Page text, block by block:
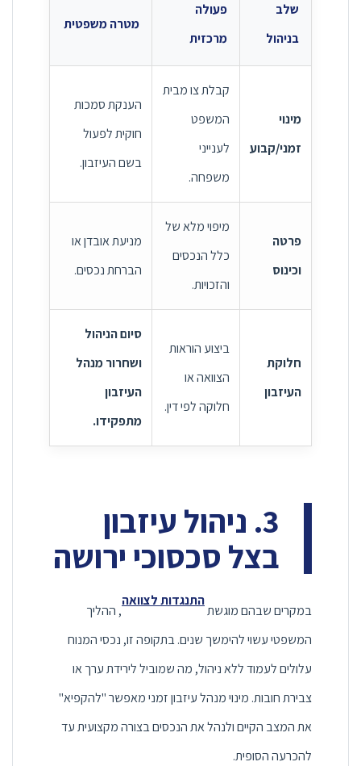
שלב
בניהול
פעולה
מרכזית
מטרה משפטית
מינוי
זמני/קבוע
קבלת צו מבית
המשפט
לענייני
משפחה.
הענקת סמכות
חוקית לפעול
בשם העיזבון.
פרטה
וכינוס
מיפוי מלא של
כלל הנכסים
והזכויות.
מניעת אובדן או
הברחת נכסים.
חלוקת
העיזבון
ביצוע הוראות
הצוואה או
חלוקה לפי דין.
סיום הניהול
ושחרור מנהל
העיזבון
מתפקידו.
3. ניהול עיזבון
בצל סכסוכי ירושה
במקרים שבהם מוגשת
התנגדות לצוואה
, ההליך
המשפטי עשוי להימשך שנים. בתקופה זו, נכסי המנוח
עלולים לעמוד ללא ניהול, מה שמוביל לירידת ערך או
צבירת חובות. מינוי מנהל עיזבון זמני מאפשר "להקפיא"
את המצב הקיים ולנהל את הנכסים בצורה מקצועית עד
להכרעה הסופית.